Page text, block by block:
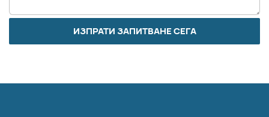
ИЗПРАТИ ЗАПИТВАНЕ СЕГА